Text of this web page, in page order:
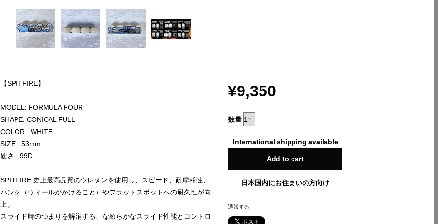
【SPITFIRE】
MODEL: FORMULA FOUR
SHAPE: CONICAL FULL
COLOR : WHITE
SIZE : 53mm
硬さ : 99D
SPITFIRE 史上最高品質のウレタンを使用し、スピード、耐摩耗性、
パンク（ウィールがかけること）やフラットスポットへの耐久性が向
上。
スライド時のつまりを解消する、なめらかなスライド性能とコントロ
¥9,350
数量
International shipping available
Add to cart
日本国内にお住まいの方向け
通報する